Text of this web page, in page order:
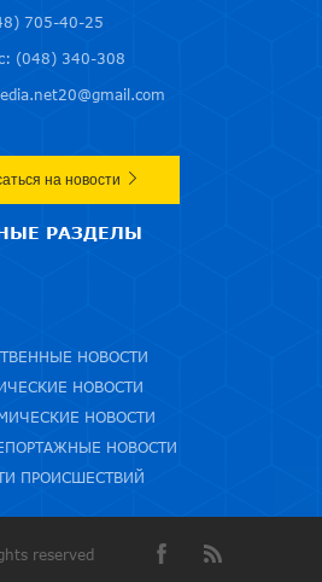
705-40-25
(048) 340-308
на новости
РАЗДЕЛЫ
НОВОСТИ
НОВОСТИ
НОВОСТИ
НОВОСТИ
ПРОИСШЕСТВИЙ
reserved